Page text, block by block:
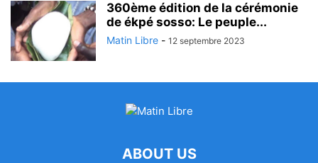
360ème édition de la cérémonie
de ékpé sosso: Le peuple...
Matin Libre - 12 septembre 2023
ABOUT US